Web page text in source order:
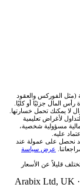
(مثل الفوركس والعقود
المال جزئيًا أو كليًا.
لا يمكنك تحمل خسارتها.
لأغراض تعليمية
مسؤولية شخصية،
عليه.
نحصل على عمولة عند
عرض سياسة
قليلاً عن الأسعار
Arabix Ltd, UK